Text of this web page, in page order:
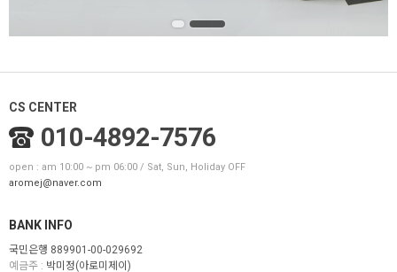
CS CENTER
010-4892-7576
open : am 10:00 ~ pm 06:00 / Sat, Sun, Holiday OFF
aromej@naver.com
BANK INFO
국민은행 889901-00-029692
예금주 : 박미정(아로미제이)